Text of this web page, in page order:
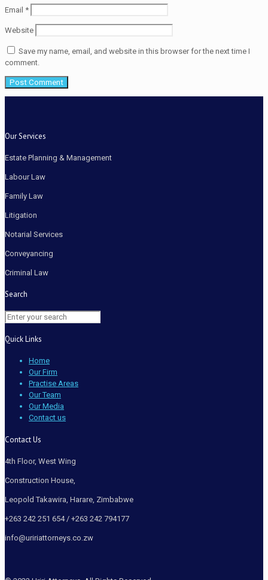
Email *
Website
Save my name, email, and website in this browser for the next time I
comment.
Our Services
Estate Planning & Management
Labour Law
Family Law
Litigation
Notarial Services
Conveyancing
Criminal Law
Search
Quick Links
Home
Our Firm
Practise Areas
Our Team
Our Media
Contact us
Contact Us
4th Floor, West Wing
Construction House,
Leopold Takawira, Harare, Zimbabwe
+263 242 251 654 / +263 242 794177
info@uririattorneys.co.zw